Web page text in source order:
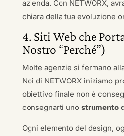
azienda. Con NETWORX,
chiara della tua evoluzione
4. Siti Web che
Nostro “Perché”)
Molte agenzie si fermano
Noi di NETWORX iniziamo
obiettivo finale non è
consegnarti uno strumento
Ogni elemento del design,